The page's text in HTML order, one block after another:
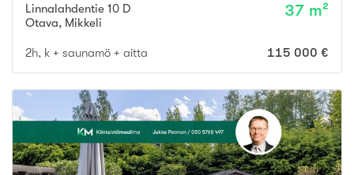
Linnalahdentie 10 D
Otava, Mikkeli
37 m²
2h, k + saunamö + aitta 115 000 €